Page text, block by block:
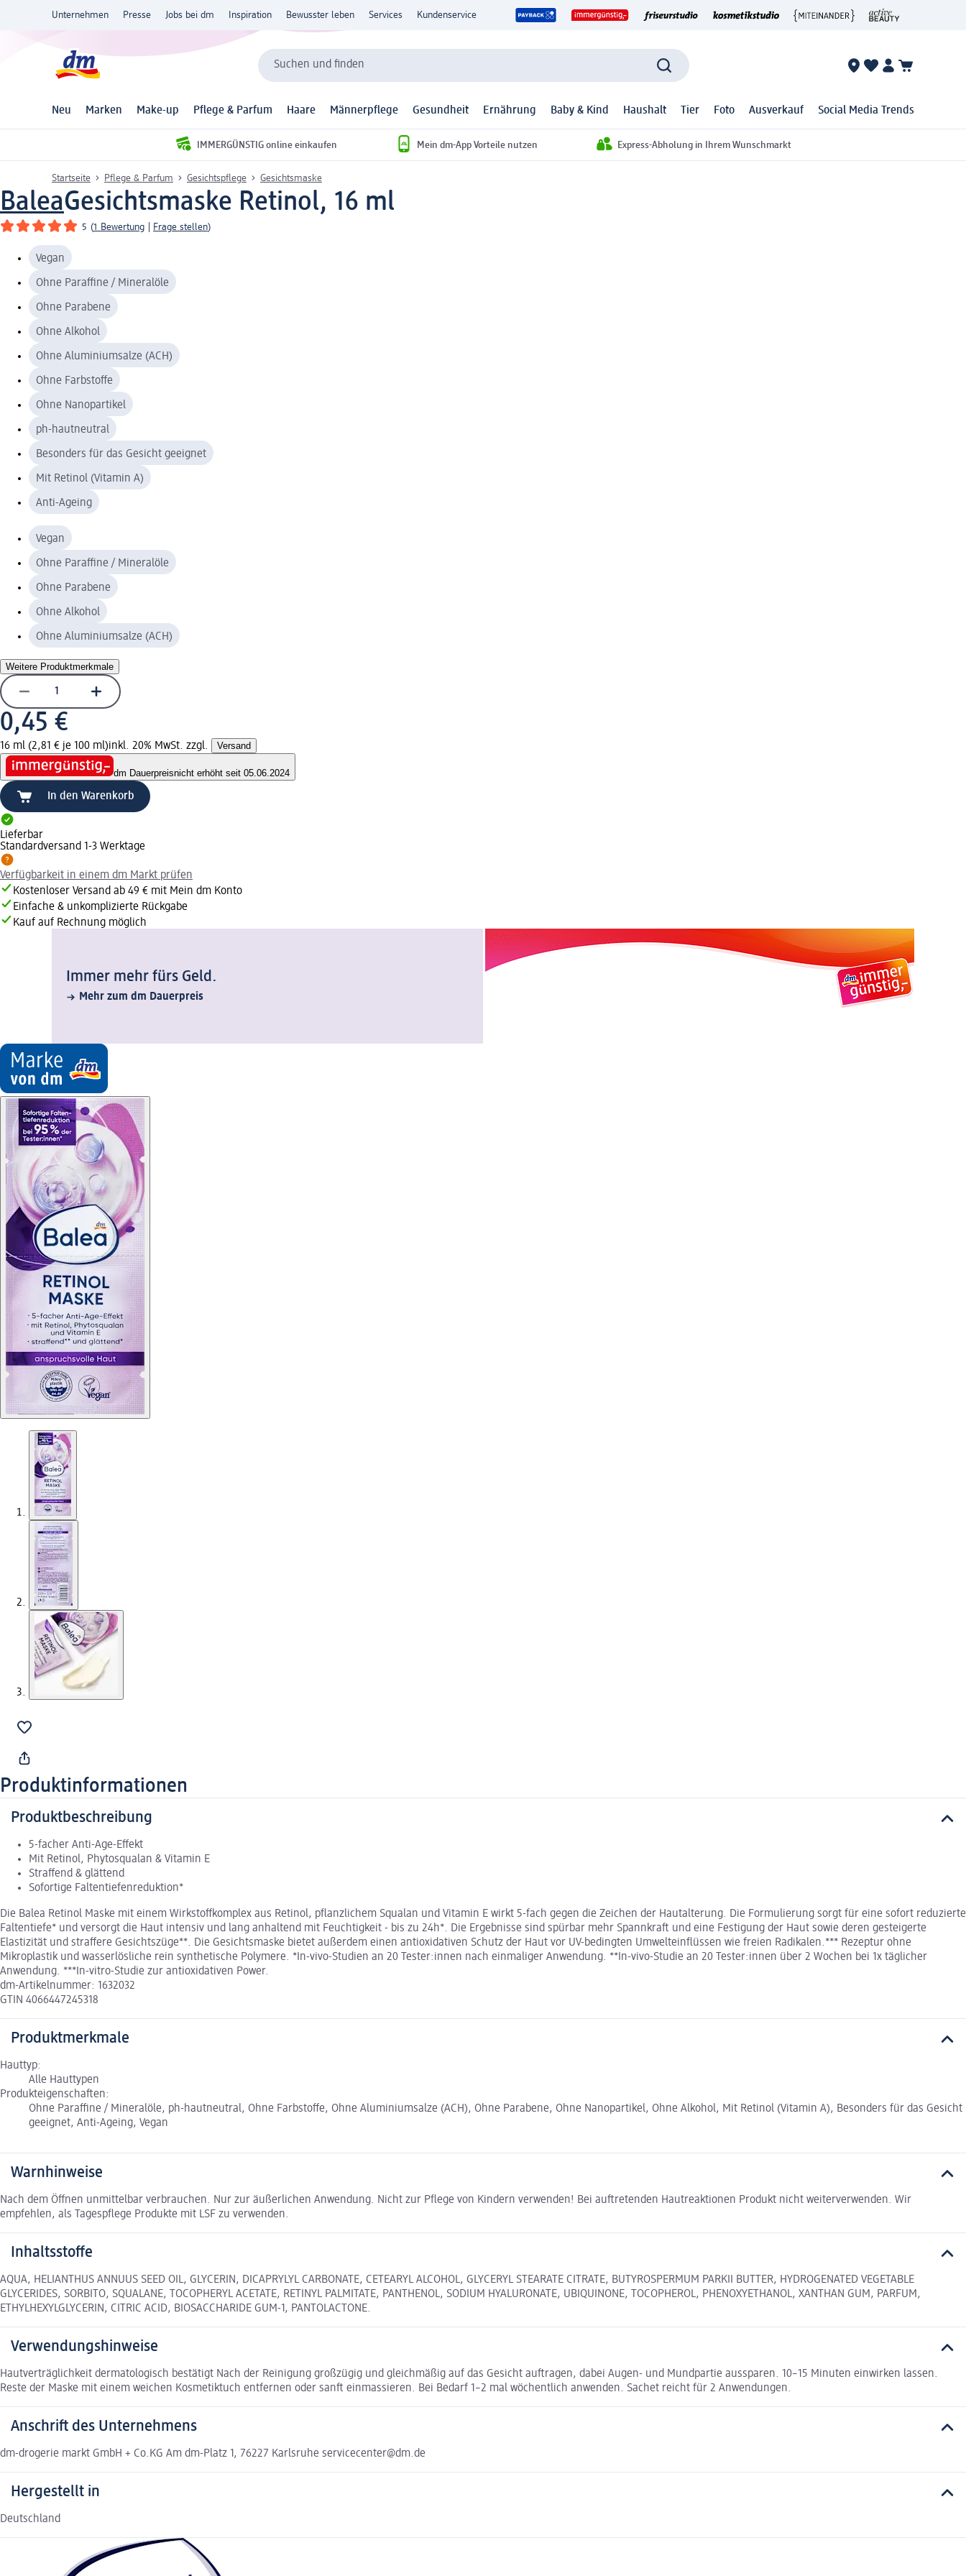
Unternehmen Presse Jobs bei dm Inspiration Bewusster leben Services Kundenservice
Suchen und finden
Neu Marken Make-up Pflege & Parfum Haare Männerpflege Gesundheit Ernährung Baby & Kind Haushalt Tier Foto Ausverkauf Social Media Trends
IMMERGÜNSTIG online einkaufen Mein dm-App Vorteile nutzen Express-Abholung in Ihrem Wunschmarkt
Startseite Pflege & Parfum Gesichtspflege Gesichtsmaske
BaleaGesichtsmaske Retinol, 16 ml
5 (1 Bewertung Frage stellen)
Vegan
Ohne Paraffine / Mineralöle
Ohne Parabene
Ohne Alkohol
Ohne Aluminiumsalze (ACH)
Ohne Farbstoffe
Ohne Nanopartikel
ph-hautneutral
Besonders für das Gesicht geeignet
Mit Retinol (Vitamin A)
Anti-Ageing
Vegan
Ohne Paraffine / Mineralöle
Ohne Parabene
Ohne Alkohol
Ohne Aluminiumsalze (ACH)
Weitere Produktmerkmale
0,45 €
16 ml (2,81 € je 100 ml)inkl. 20% MwSt. zzgl. Versand
dm Dauerpreisnicht erhöht seit 05.06.2024
In den Warenkorb
Lieferbar
Standardversand 1-3 Werktage
Verfügbarkeit in einem dm Markt prüfen
Kostenloser Versand ab 49 € mit Mein dm Konto
Einfache & unkomplizierte Rückgabe
Kauf auf Rechnung möglich
Immer mehr fürs Geld.
Mehr zum dm Dauerpreis
Produktinformationen
Produktbeschreibung
5-facher Anti-Age-Effekt
Mit Retinol, Phytosqualan & Vitamin E
Straffend & glättend
Sofortige Faltentiefenreduktion*
Die Balea Retinol Maske mit einem Wirkstoffkomplex aus Retinol, pflanzlichem Squalan und Vitamin E wirkt 5-fach gegen die Zeichen der Hautalterung. Die Formulierung sorgt für eine sofort reduzierte
Faltentiefe* und versorgt die Haut intensiv und lang anhaltend mit Feuchtigkeit - bis zu 24h*. Die Ergebnisse sind spürbar mehr Spannkraft und eine Festigung der Haut sowie deren gesteigerte
Elastizität und straffere Gesichtszüge**. Die Gesichtsmaske bietet außerdem einen antioxidativen Schutz der Haut vor UV-bedingten Umwelteinflüssen wie freien Radikalen.*** Rezeptur ohne
Mikroplastik und wasserlösliche rein synthetische Polymere. *In-vivo-Studien an 20 Tester:innen nach einmaliger Anwendung. **In-vivo-Studie an 20 Tester:innen über 2 Wochen bei 1x täglicher
Anwendung. ***In-vitro-Studie zur antioxidativen Power.
dm-Artikelnummer: 1632032
GTIN 4066447245318
Produktmerkmale
Hauttyp:
Alle Hauttypen
Produkteigenschaften:
Ohne Paraffine / Mineralöle, ph-hautneutral, Ohne Farbstoffe, Ohne Aluminiumsalze (ACH), Ohne Parabene, Ohne Nanopartikel, Ohne Alkohol, Mit Retinol (Vitamin A), Besonders für das Gesicht
geeignet, Anti-Ageing, Vegan
Warnhinweise
Nach dem Öffnen unmittelbar verbrauchen. Nur zur äußerlichen Anwendung. Nicht zur Pflege von Kindern verwenden! Bei auftretenden Hautreaktionen Produkt nicht weiterverwenden. Wir
empfehlen, als Tagespflege Produkte mit LSF zu verwenden.
Inhaltsstoffe
AQUA, HELIANTHUS ANNUUS SEED OIL, GLYCERIN, DICAPRYLYL CARBONATE, CETEARYL ALCOHOL, GLYCERYL STEARATE CITRATE, BUTYROSPERMUM PARKII BUTTER, HYDROGENATED VEGETABLE
GLYCERIDES, SORBITO, SQUALANE, TOCOPHERYL ACETATE, RETINYL PALMITATE, PANTHENOL, SODIUM HYALURONATE, UBIQUINONE, TOCOPHEROL, PHENOXYETHANOL, XANTHAN GUM, PARFUM,
ETHYLHEXYLGLYCERIN, CITRIC ACID, BIOSACCHARIDE GUM-1, PANTOLACTONE.
Verwendungshinweise
Hautverträglichkeit dermatologisch bestätigt Nach der Reinigung großzügig und gleichmäßig auf das Gesicht auftragen, dabei Augen- und Mundpartie aussparen. 10–15 Minuten einwirken lassen.
Reste der Maske mit einem weichen Kosmetiktuch entfernen oder sanft einmassieren. Bei Bedarf 1–2 mal wöchentlich anwenden. Sachet reicht für 2 Anwendungen.
Anschrift des Unternehmens
dm-drogerie markt GmbH + Co.KG Am dm-Platz 1, 76227 Karlsruhe servicecenter@dm.de
Hergestellt in
Deutschland